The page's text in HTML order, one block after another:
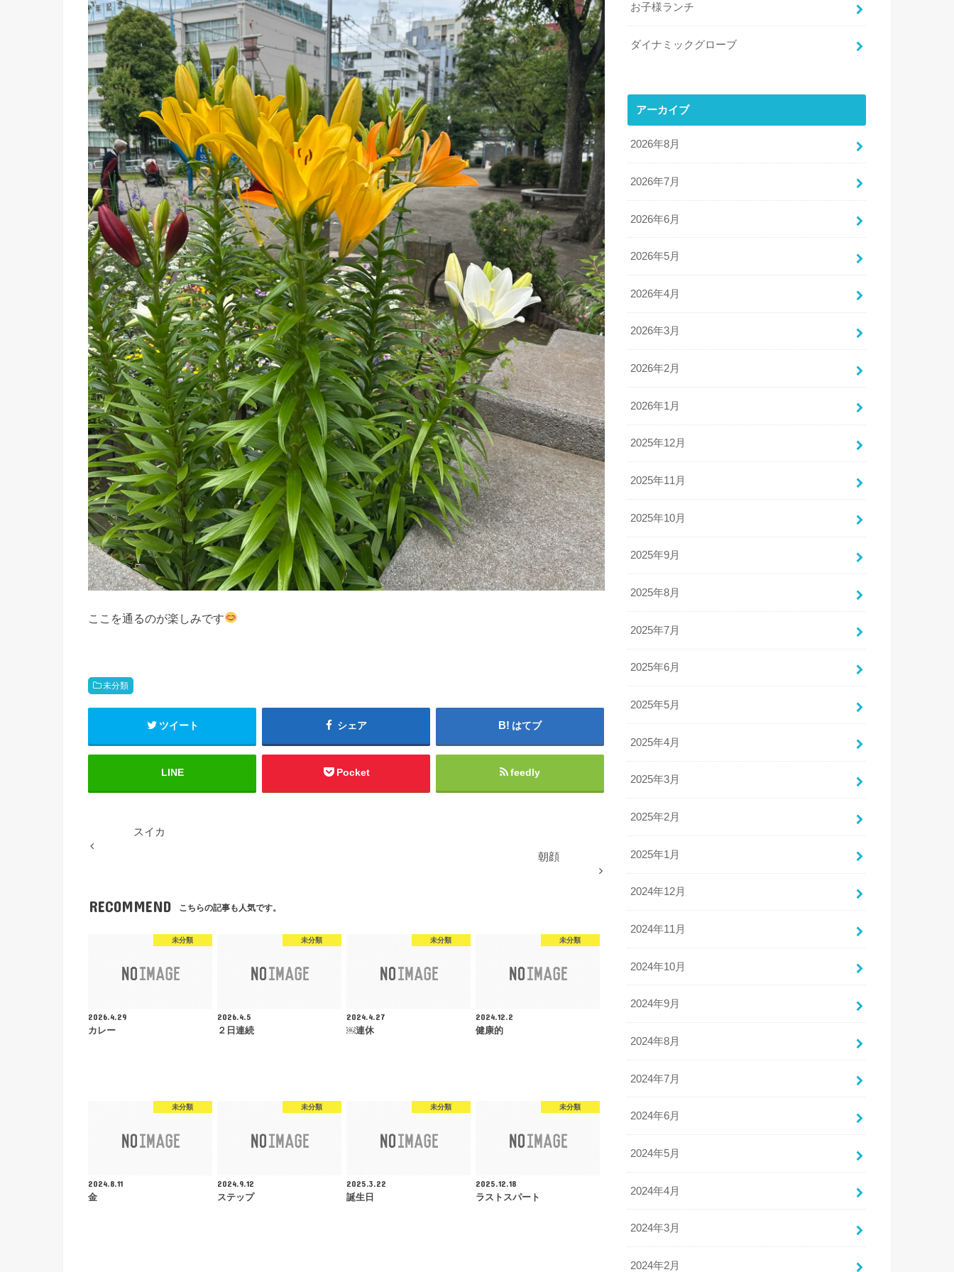
ここを通るのが楽しみです
未分類
ツイート シェア はてブ
LINE Pocket feedly
スイカ
朝顔
RECOMMEND こちらの記事も人気です。
未分類
2026.4.29
カレー
未分類
2026.4.5
２日連続
未分類
2024.4.27
￼連休
未分類
2024.12.2
健康的
未分類
2024.8.11
金
未分類
2024.9.12
ステップ
未分類
2025.3.22
誕生日
未分類
2025.12.18
ラストスパート
お子様ランチ
ダイナミックグローブ
アーカイブ
2026年8月
2026年7月
2026年6月
2026年5月
2026年4月
2026年3月
2026年2月
2026年1月
2025年12月
2025年11月
2025年10月
2025年9月
2025年8月
2025年7月
2025年6月
2025年5月
2025年4月
2025年3月
2025年2月
2025年1月
2024年12月
2024年11月
2024年10月
2024年9月
2024年8月
2024年7月
2024年6月
2024年5月
2024年4月
2024年3月
2024年2月